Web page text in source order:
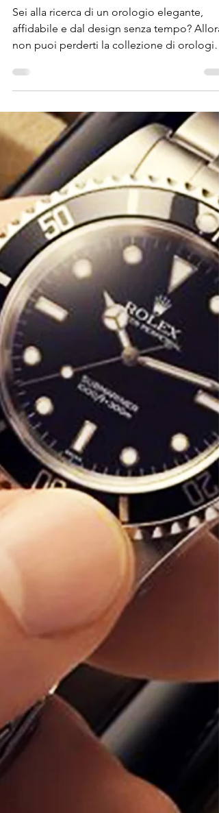
Cicala.it
Sei alla ricerca di un orologio elegante,
non puoi perderti la collezione di orologi
Mido su...